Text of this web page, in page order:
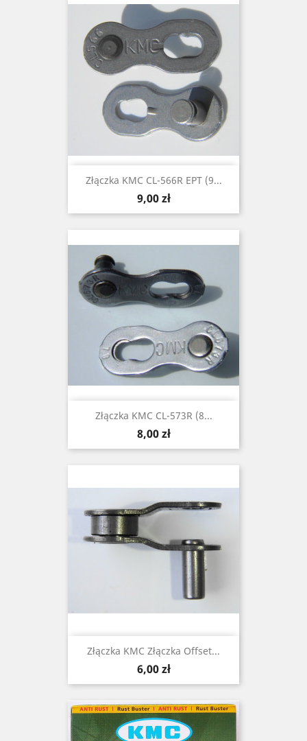
Złączka KMC CL-566R EPT (9...
Cena
9,00 zł
Złączka KMC CL-573R (8...
Cena
8,00 zł
Złączka KMC Złączka Offset...
Cena
6,00 zł